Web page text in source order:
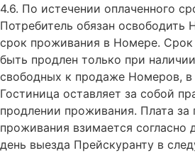
4.6. По истечении оплаченного
Потребитель обязан освободить
срок проживания в Номере.
быть продлен только при
свободных к продаже Номеров, в
Гостиница оставляет за собой
продлении проживания. Плата за
проживания взимается
день выезда Прейскуранту в